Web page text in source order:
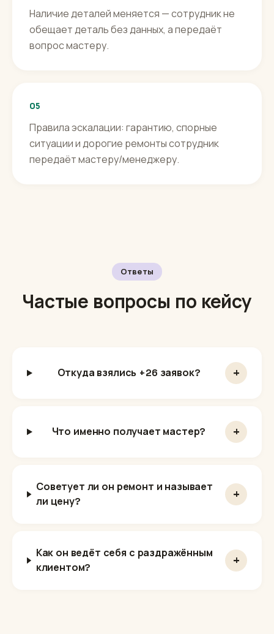
Наличие деталей меняется — сотрудник не
обещает деталь без данных, а передаёт
вопрос мастеру.
05
Правила эскалации: гарантию, спорные
ситуации и дорогие ремонты сотрудник
передаёт мастеру/менеджеру.
Ответы
Частые вопросы по кейсу
Откуда взялись +26 заявок? +
Что именно получает мастер? +
Советует ли он ремонт и называет
ли цену?
+
Как он ведёт себя с раздражённым
клиентом?
+